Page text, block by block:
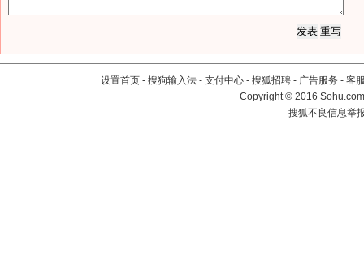
设置首页 - 搜狗输入法 - 支付中心 - 搜狐招聘 - 广告服务 - 客
Copyright©2016
搜狐不良信息举